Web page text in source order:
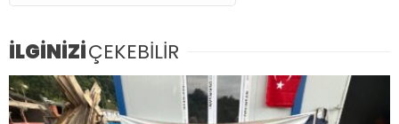
İLGİNİZİÇEKEBİLİR